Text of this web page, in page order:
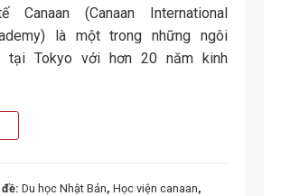
(Canaan International
là một trong những ngôi
tại Tokyo với hơn 20 năm kinh
đề: Du học Nhật Bản, Học viện canaan,